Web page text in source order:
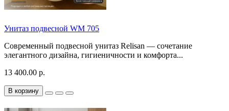
Унитаз подвесной WM 705
Современный подвесной унитаз Relisan — сочетание
элегантного дизайна, гигиеничности и комфорта...
13 400.00 р.
В корзину